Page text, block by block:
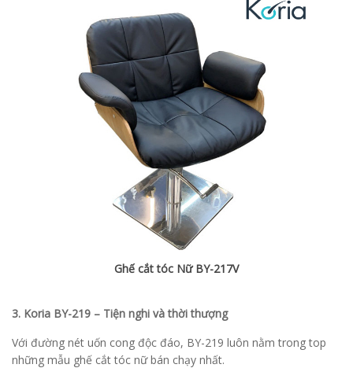
Ghế cắt tóc Nữ BY-217V
3. Koria BY-219 – Tiện nghi và thời thượng
Với đường nét uốn cong độc đáo, BY-219 luôn nằm trong top
những mẫu ghế cắt tóc nữ bán chạy nhất.